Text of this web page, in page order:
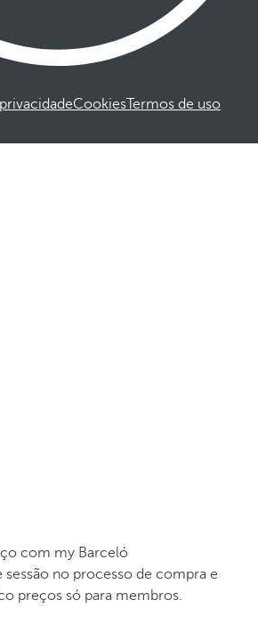
CookiesTermos de uso
com my Barceló
sessão no processo de compra e
preços só para membros.